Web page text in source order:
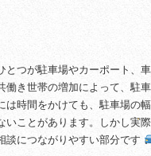
つが駐車場やカーポート、
き世帯の増加によって、駐
時間をかけても、駐車場の
ことがあります。しかし実
談につながりやすい部分です